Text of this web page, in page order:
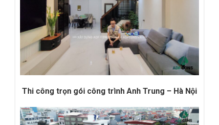
Thi công trọn gói công trình Anh Trung – Hà Nội